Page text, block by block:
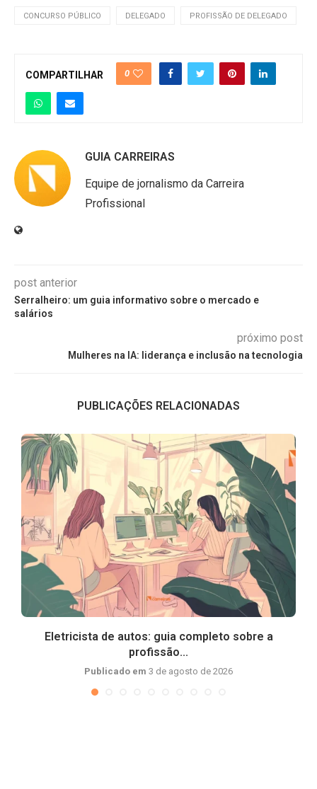
CONCURSO PÚBLICO DELEGADO PROFISSÃO DE DELEGADO
COMPARTILHAR 0
GUIA CARREIRAS
Equipe de jornalismo da Carreira
Profissional
post anterior
Serralheiro: um guia informativo sobre o mercado e
salários
próximo post
Mulheres na IA: liderança e inclusão na tecnologia
PUBLICAÇÕES RELACIONADAS
Eletricista de autos: guia completo sobre a
profissão...
Publicado em 3 de agosto de 2026